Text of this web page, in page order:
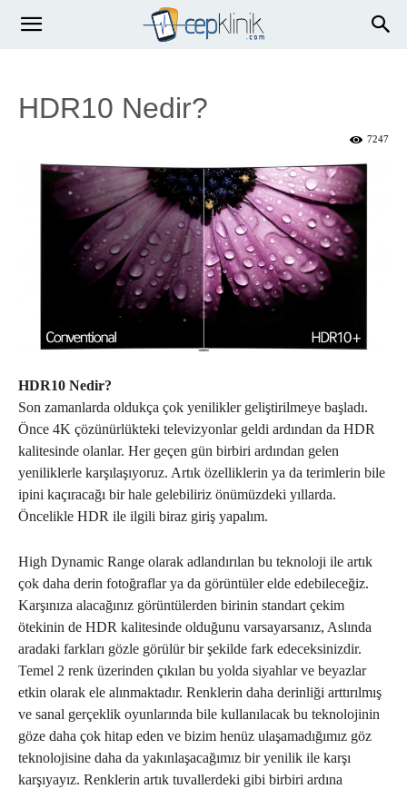
HDR10 Nedir?
7247
HDR10 Nedir?
Son zamanlarda oldukça çok yenilikler geliştirilmeye başladı.
Önce 4K çözünürlükteki televizyonlar geldi ardından da HDR
kalitesinde olanlar. Her geçen gün birbiri ardından gelen
yeniliklerle karşılaşıyoruz. Artık özelliklerin ya da terimlerin bile
ipini kaçıracağı bir hale gelebiliriz önümüzdeki yıllarda.
Öncelikle HDR ile ilgili biraz giriş yapalım.
High Dynamic Range olarak adlandırılan bu teknoloji ile artık
çok daha derin fotoğraflar ya da görüntüler elde edebileceğiz.
Karşınıza alacağınız görüntülerden birinin standart çekim
ötekinin de HDR kalitesinde olduğunu varsayarsanız, Aslında
aradaki farkları gözle görülür bir şekilde fark edeceksinizdir.
Temel 2 renk üzerinden çıkılan bu yolda siyahlar ve beyazlar
etkin olarak ele alınmaktadır. Renklerin daha derinliği arttırılmış
ve sanal gerçeklik oyunlarında bile kullanılacak bu teknolojinin
göze daha çok hitap eden ve bizim henüz ulaşamadığımız göz
teknolojisine daha da yakınlaşacağımız bir yenilik ile karşı
karşıyayız. Renklerin artık tuvallerdeki gibi birbiri ardına